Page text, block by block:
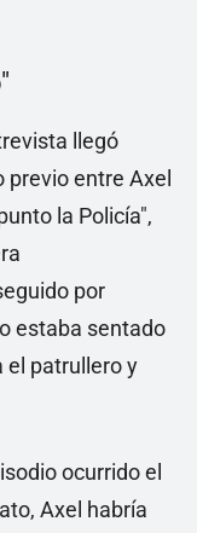
llegó
entre Axel
la Policía",
por
estaba sentado
el patrullero y
ocurrido el
Axel habría